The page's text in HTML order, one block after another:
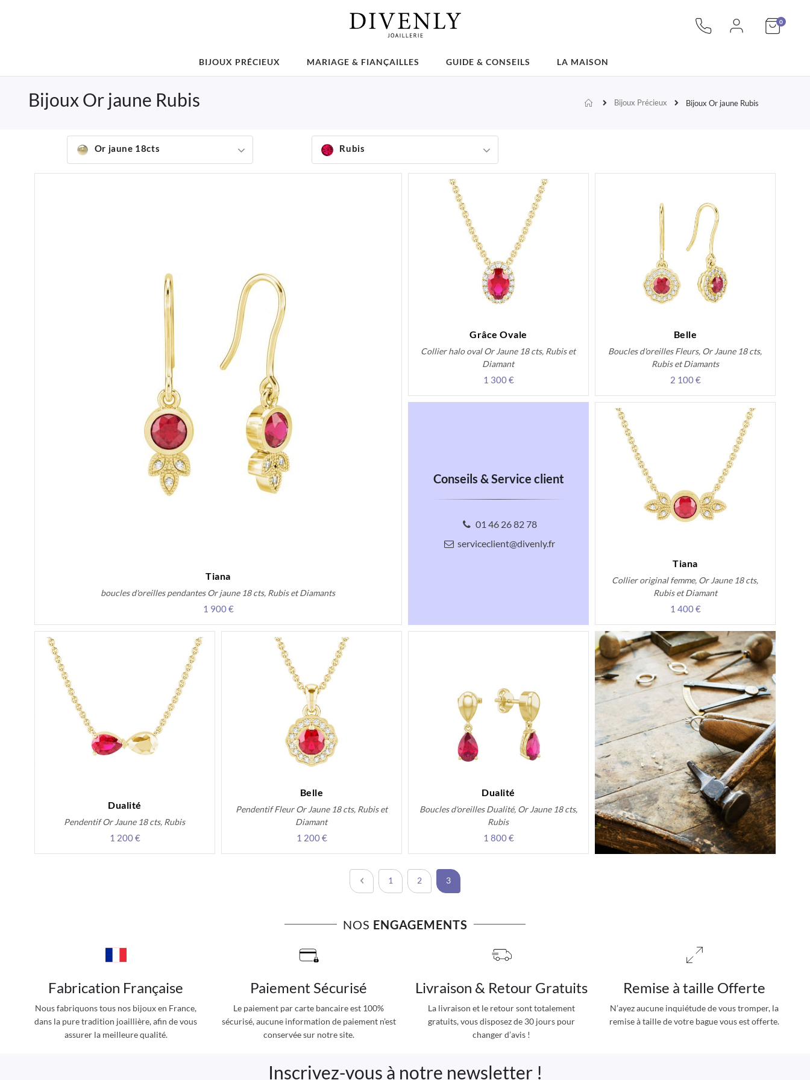
Mon
0articles
BIJOUX PRÉCIEUX MARIAGE & FIANÇAILLES GUIDE & CONSEILS LA MAISON
AccueilBijoux Précieux Bijoux Or jaune Rubis
Bijoux Or jaune Rubis
Or jaune 18cts Rubis
Tiana
boucles d'oreilles pendantes Or jaune 18 cts, Rubis et Diamants
1 900 €
Grâce Ovale
Collier halo oval Or Jaune 18 cts, Rubis et
Diamant
1 300 €
Belle
Boucles d'oreilles Fleurs, Or Jaune 18 cts,
Rubis et Diamants
2 100 €
Conseils & Service client
01 46 26 82 78
serviceclient@divenly.fr
Tiana
Collier original femme, Or Jaune 18 cts,
Rubis et Diamant
1 400 €
Dualité
Pendentif Or Jaune 18 cts, Rubis
1 200 €
Belle
Pendentif Fleur Or Jaune 18 cts, Rubis et
Diamant
1 200 €
Dualité
Boucles d'oreilles Dualité, Or Jaune 18 cts,
Rubis
1 800 €
Page
Page
PrécédentPage
1 Page
2 Vous lisez actuellement la page
3
NOS ENGAGEMENTS
Fabrication Française
Nous fabriquons tous nos bijoux en France,
dans la pure tradition joaillière, afin de vous
assurer la meilleure qualité.
Paiement Sécurisé
Le paiement par carte bancaire est 100%
sécurisé, aucune information de paiement n’est
conservée sur notre site.
Livraison & Retour Gratuits
La livraison et le retour sont totalement
gratuits, vous disposez de 30 jours pour
changer d’avis !
Remise à taille Offerte
N’ayez aucune inquiétude de vous tromper, la
remise à taille de votre bague vous est offerte.
Inscrivez-vous à notre newsletter !